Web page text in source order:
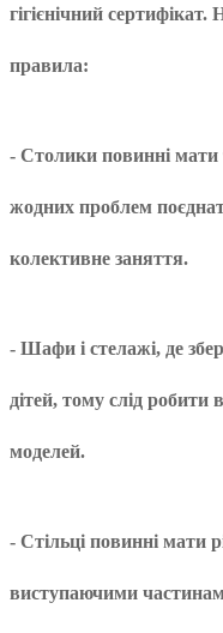
гігієнічний
правила:
- Столики повинні мати
жодних проблем
колективне заняття.
- Шафи і стелажі, де
дітей, тому слід робити
моделей.
- Стільці повинні мати
виступаючими